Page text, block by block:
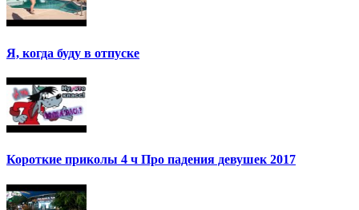
Я, когда буду в отпуске
Короткие приколы 4 ч Про падения девушек 2017